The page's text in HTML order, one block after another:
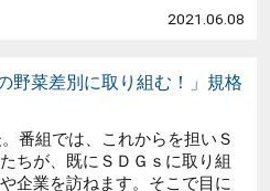
2021.06.08
野菜差別に取り組む！」規格
番組では、これからを担いＳ
ちが、既にＳＤＧｓに取り組
企業を訪ねます。そこで目に